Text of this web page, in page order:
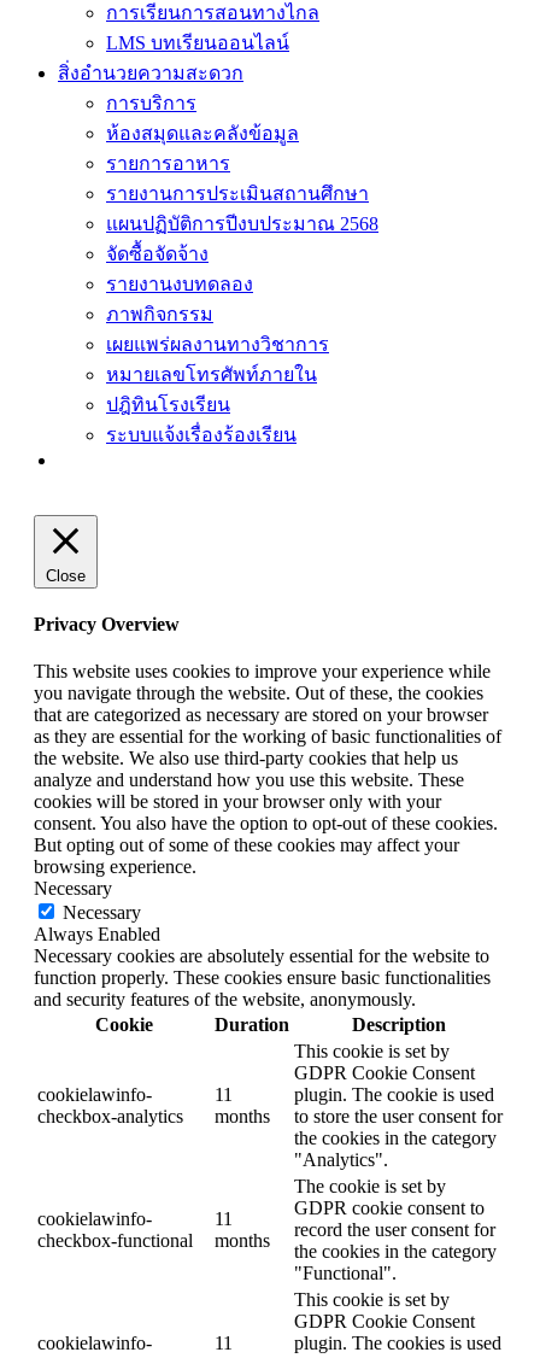
การเรียนการสอนทางไกล
LMS บทเรียนออนไลน์
สิ่งอำนวยความสะดวก
การบริการ
ห้องสมุดและคลังข้อมูล
รายการอาหาร
รายงานการประเมินสถานศึกษา
แผนปฏิบัติการปีงบประมาณ 2568
จัดซื้อจัดจ้าง
รายงานงบทดลอง
ภาพกิจกรรม
เผยแพร่ผลงานทางวิชาการ
หมายเลขโทรศัพท์ภายใน
ปฎิทินโรงเรียน
ระบบแจ้งเรื่องร้องเรียน
Close
Privacy Overview
This website uses cookies to improve your experience while
you navigate through the website. Out of these, the cookies
that are categorized as necessary are stored on your browser
as they are essential for the working of basic functionalities of
the website. We also use third-party cookies that help us
analyze and understand how you use this website. These
cookies will be stored in your browser only with your
consent. You also have the option to opt-out of these cookies.
But opting out of some of these cookies may affect your
browsing experience.
Necessary
Necessary
Always Enabled
Necessary cookies are absolutely essential for the website to
function properly. These cookies ensure basic functionalities
and security features of the website, anonymously.
Cookie
Duration Description
cookielawinfo-
checkbox-analytics
11
months
This cookie is set by
GDPR Cookie Consent
plugin. The cookie is used
to store the user consent for
the cookies in the category
"Analytics".
cookielawinfo-
checkbox-functional
11
months
The cookie is set by
GDPR cookie consent to
record the user consent for
the cookies in the category
"Functional".
cookielawinfo-
11
This cookie is set by
GDPR Cookie Consent
plugin. The cookies is used